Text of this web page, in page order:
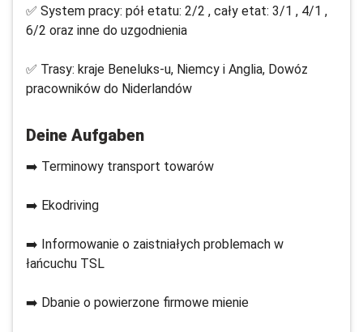
✅ System pracy: pół etatu: 2/2 , cały etat: 3/1 , 4/1 ,
6/2 oraz inne do uzgodnienia
✅ Trasy: kraje Beneluks-u, Niemcy i Anglia, Dowóz
pracowników do Niderlandów
Deine Aufgaben
➡️ Terminowy transport towarów
➡️ Ekodriving
➡️ Informowanie o zaistniałych problemach w
łańcuchu TSL
➡️ Dbanie o powierzone firmowe mienie